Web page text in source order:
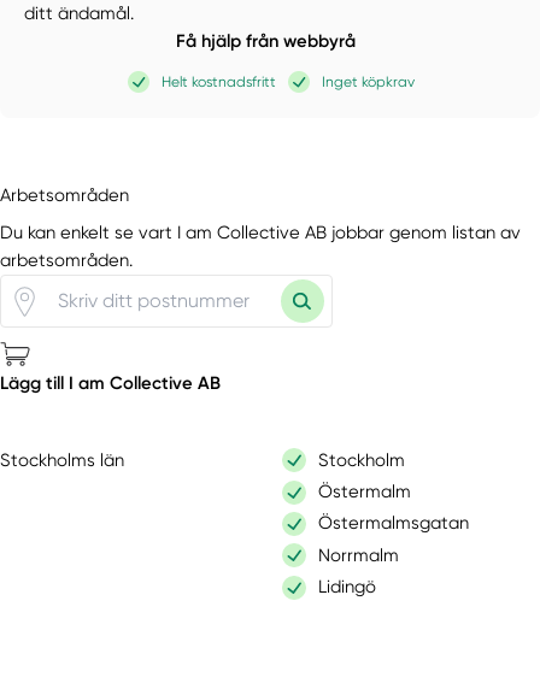
ditt ändamål.
Få hjälp från webbyrå
Helt kostnadsfritt Inget köpkrav
Arbetsområden
Du kan enkelt se vart I am Collective AB jobbar genom listan av
arbetsområden.
Lägg till I am Collective AB
Stockholms län
Stockholm
Östermalm
Östermalmsgatan
Norrmalm
Lidingö